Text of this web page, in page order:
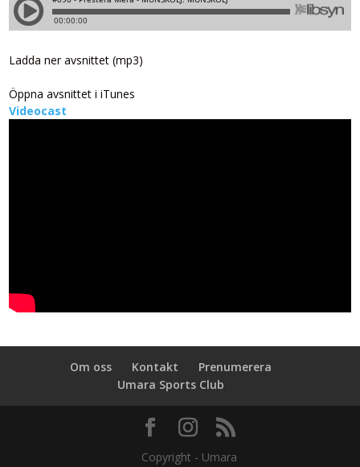
Ladda ner avsnittet (mp3)
Öppna avsnittet i iTunes
Videocast
Om oss Kontakt
Prenumerera
Umara Sports Club